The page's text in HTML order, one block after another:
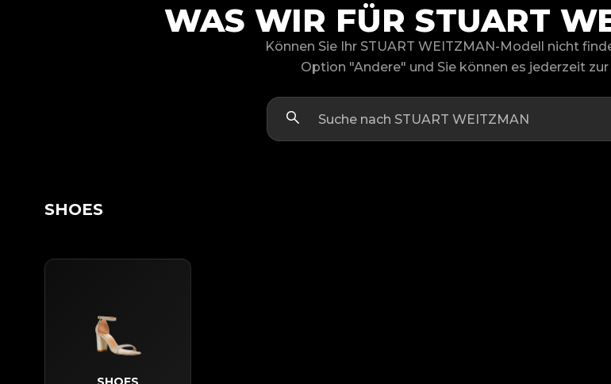
WAS WIR FÜR STUART
Können Sie Ihr STUART WEITZMAN-Modell nicht
Option "Andere" und Sie können es jederzeit
SHOES